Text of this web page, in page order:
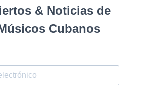
& Noticias de
Cubanos